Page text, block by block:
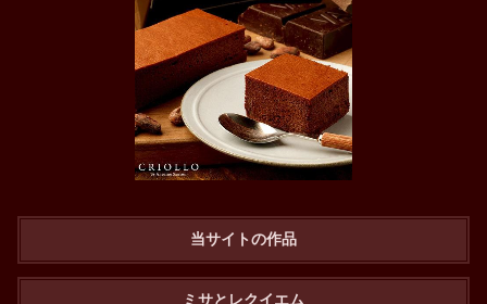
当サイトの作品
ミサとレクイエム